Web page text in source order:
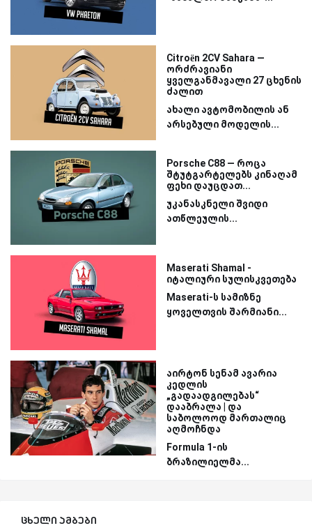
Citroën 2CV Sahara —
ორძრავიანი
ყველგანმავალი 27 ცხენის
ძალით
ახალი ავტომობილის ან
არსებული მოდელის...
Porsche C88 — როცა
შტუტგარტელებს კინაღამ
ფეხი დაუცდათ...
უკანასკნელი შვიდი
ათწლეულის...
Maserati Shamal -
იტალიური სულისკვეთება
Maserati-ს სამიზნე
ყოველთვის შარმიანი...
აირტონ სენამ ავარია
კედლის
„გადაადგილებას“
დააბრალა | და
საბოლოოდ მართალიც
აღმოჩნდა
Formula 1-ის
ბრაზილიელმა...
ცხელი ამბები